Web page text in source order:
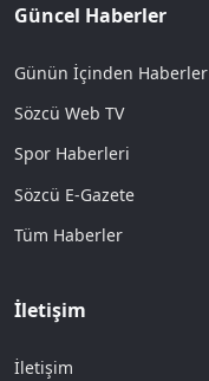
Güncel Haberler
Günün İçinden Haberler
Sözcü Web TV
Spor Haberleri
Sözcü E-Gazete
Tüm Haberler
İletişim
İletişim